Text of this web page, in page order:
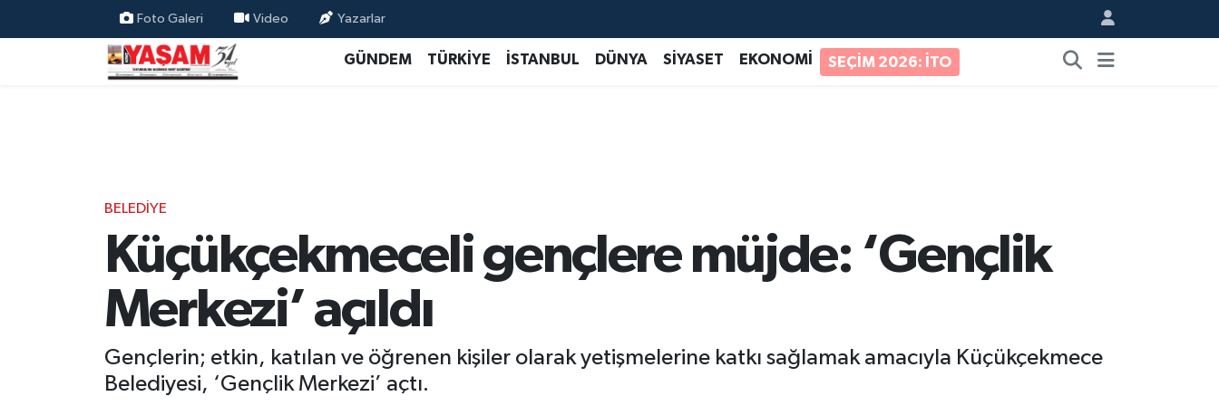
Foto Galeri Video Yazarlar
GÜNDEM TÜRKİYE İSTANBUL DÜNYA SİYASET EKONOMİ SEÇİM 2026: İTO
BELEDİYE
Küçükçekmeceli gençlere müjde: ‘Gençlik
Merkezi’ açıldı
Gençlerin; etkin, katılan ve öğrenen kişiler olarak yetişmelerine katkı sağlamak amacıyla Küçükçekmece
Belediyesi, ‘Gençlik Merkezi’ açtı.